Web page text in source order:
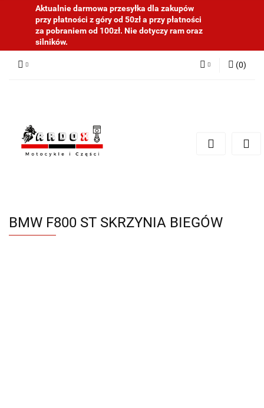
Aktualnie darmowa przesyłka dla zakupów
przy płatności z góry od 50zł a przy płatności
za pobraniem od 100zł. Nie dotyczy ram oraz
silników.
(0)
BMW F800 ST SKRZYNIA BIEGÓW